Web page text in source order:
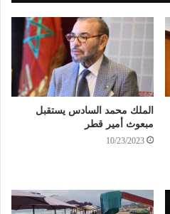
الملك محمد السادس يستقبل
مبعوث أمير قطر
10/23/2023